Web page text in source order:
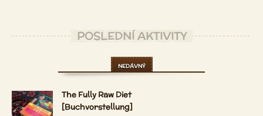
POSLEDNÍ AKTIVITY
NEDÁVNÝ
The Fully Raw Diet
[Buchvorstellung]